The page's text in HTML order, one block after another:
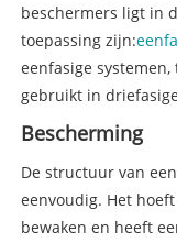
beschermers ligt in
toepassing zijn:
eenfasige
gebruikt in
Bescherming
De structuur van
eenvoudig. Het
bewaken en heeft